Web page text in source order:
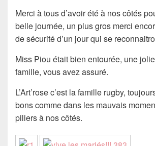
Merci à tous d’avoir été à nos côtés
belle journée, un plus gros merci
de sécurité d’un jour qui se
Miss Piou était bien entourée, une
famille, vous avez assuré.
L’Art’rose c’est la famille rugby,
bons comme dans les mauvais
piliers à nos côtés.